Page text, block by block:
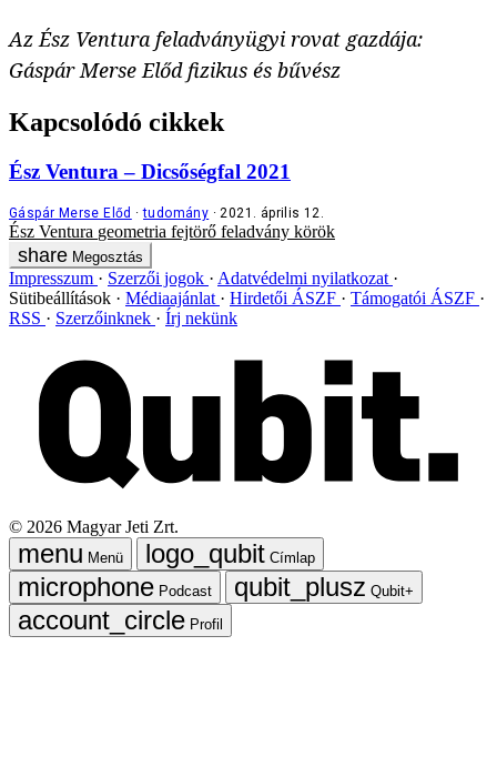
Az Ész Ventura feladványügyi rovat gazdája:
Gáspár Merse Előd fizikus és bűvész
Kapcsolódó cikkek
Ész Ventura – Dicsőségfal 2021
Gáspár Merse Előd tudomány 2021. április 12.
Ész Ventura geometria fejtörő feladvány körök
Megosztás
Impresszum Szerzői jogok
Adatvédelmi nyilatkozat
Sütibeállítások
Médiaajánlat Hirdetői ÁSZF
Támogatói ÁSZF
RSS
Szerzőinknek Írj nekünk
© 2026 Magyar Jeti Zrt.
Menü
Címlap
Podcast
Qubit+
Profil